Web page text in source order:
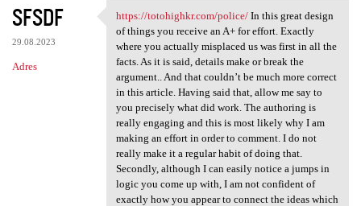
SFSDF
29.08.2023
Adres
https://totohighkr.com/police
https://totohighkr.com/police/In this great design
of things you receive an A+ for effort. Exactly
where you actually misplaced us was first in all the
facts. As it is said, details make or break the
argument.. And that couldn’t be much more correct
in this article. Having said that, allow me say to
you precisely what did work. The authoring is
really engaging and this is most likely why I am
making an effort in order to comment. I do not
really make it a regular habit of doing that.
Secondly, although I can easily notice a jumps in
logic you come up with, I am not confident of
exactly how you appear to connect the ideas which